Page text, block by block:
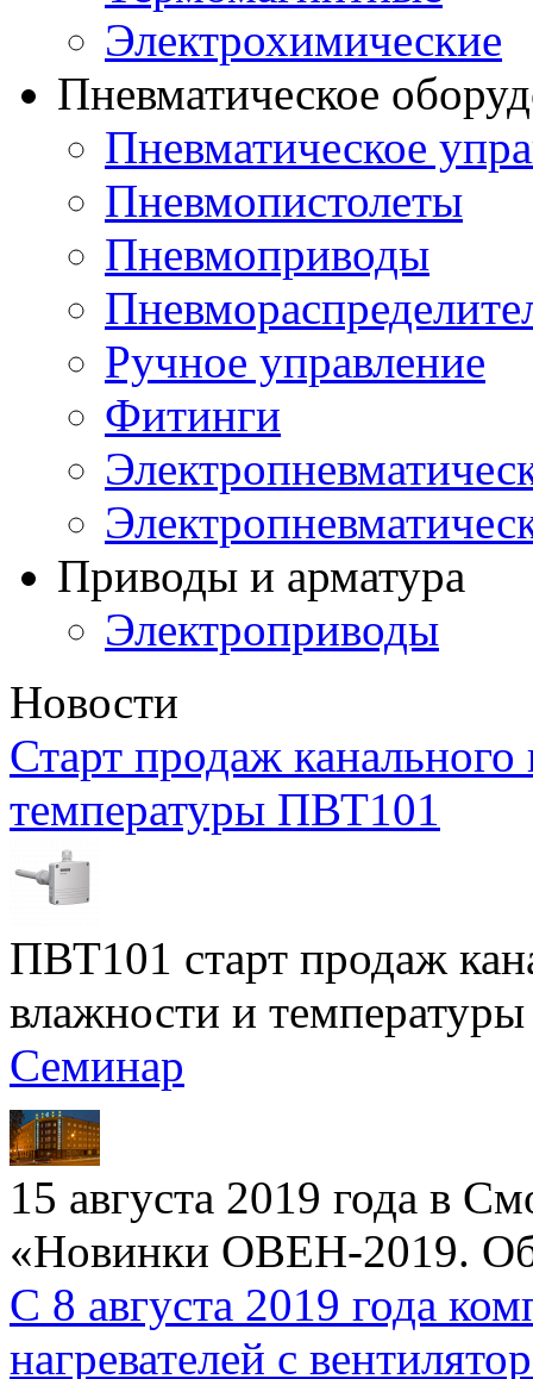
Электрохимические
Пневматическое
Пневматическое
Пневмопистолеты
Пневмоприводы
Ручное управление
Фитинги
Приводы и арматура
Электроприводы
Новости
Старт продаж канального
температуры ПВТ101
ПВТ101 старт продаж
влажности и температуры
Семинар
15 августа 2019 года в
«Новинки ОВЕН-2019.
С 8 августа 2019 года
нагревателей с